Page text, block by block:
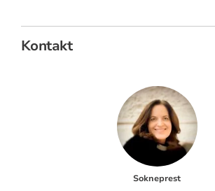
Kontakt
Sokneprest